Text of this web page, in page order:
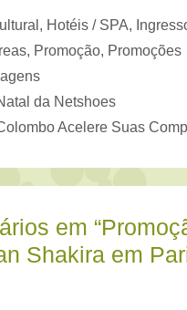
, Hotéis / SPA,
, Promoção, Promoções
da Netshoes
Acelere Suas
em
Shakira em